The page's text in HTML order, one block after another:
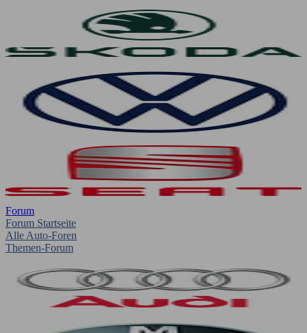
Forum
Forum Startseite
Alle Auto-Foren
Themen-Forum